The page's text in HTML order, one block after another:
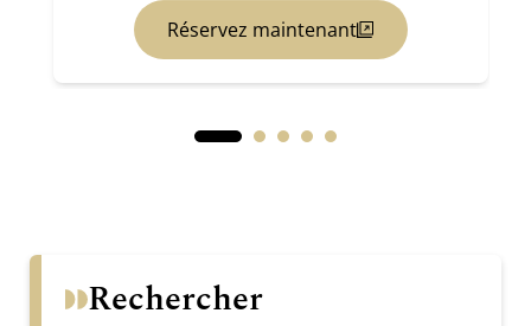
Réservez maintenant
Rechercher